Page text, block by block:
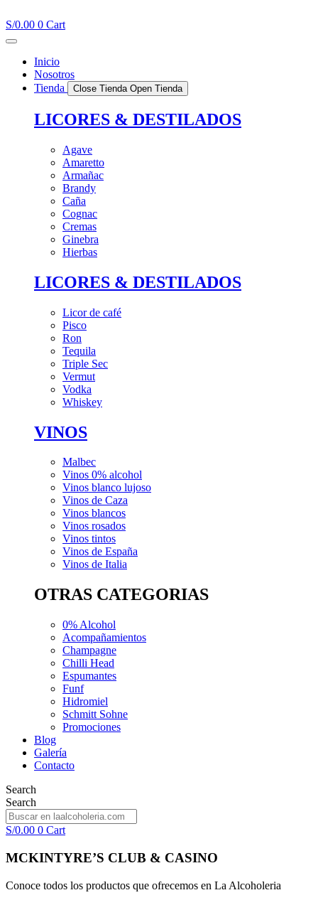
al
contenido
S/0.00 0 Cart
Inicio
Nosotros
Tienda
Close Tienda Open Tienda
LICORES & DESTILADOS
Agave
Amaretto
Armañac
Brandy
Caña
Cognac
Cremas
Ginebra
Hierbas
LICORES & DESTILADOS
Licor de café
Pisco
Ron
Tequila
Triple Sec
Vermut
Vodka
Whiskey
VINOS
Malbec
Vinos 0% alcohol
Vinos blanco lujoso
Vinos de Caza
Vinos blancos
Vinos rosados
Vinos tintos
Vinos de España
Vinos de Italia
OTRAS CATEGORIAS
0% Alcohol
Acompañamientos
Champagne
Chilli Head
Espumantes
Funf
Hidromiel
Schmitt Sohne
Promociones
Blog
Galería
Contacto
Search
Search
S/0.00 0 Cart
MCKINTYRE’S CLUB & CASINO
Conoce todos los productos que ofrecemos en La Alcoholeria